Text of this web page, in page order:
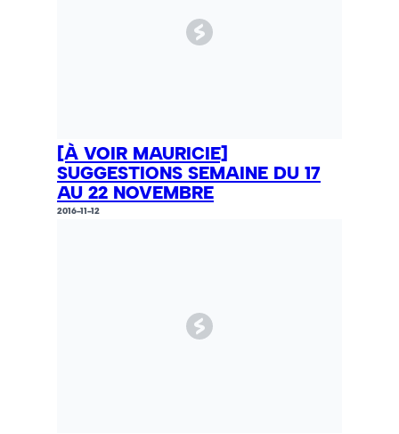
[À VOIR MAURICIE]
SUGGESTIONS SEMAINE DU 17
AU 22 NOVEMBRE
2016-11-12